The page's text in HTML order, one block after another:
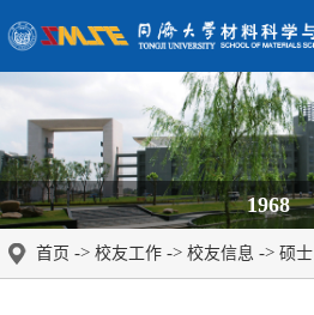
1968
首页 -> 校友工作 -> 校友信息 -> 硕士